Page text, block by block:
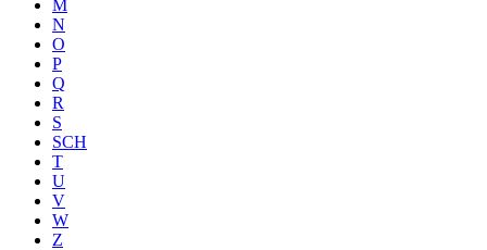
M
N
O
P
Q
R
S
SCH
T
U
V
W
Z